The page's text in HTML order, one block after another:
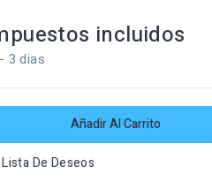
incluidos
3 dias
Añadir Al Carrito
De Deseos